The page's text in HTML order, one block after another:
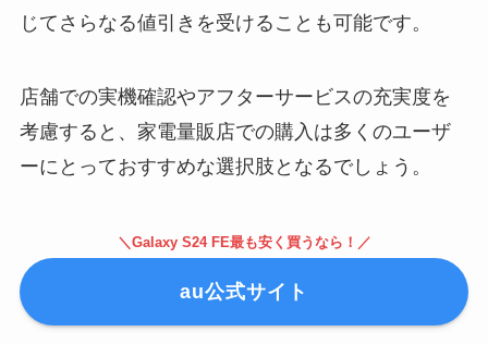
じてさらなる値引きを受けることも可能です。
店舗での実機確認やアフターサービスの充実度を
考慮すると、家電量販店での購入は多くのユーザ
ーにとっておすすめな選択肢となるでしょう。
＼Galaxy S24 FE最も安く買うなら！／
au公式サイト